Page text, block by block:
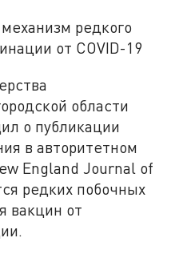
редкого
от COVID-19
области
о публикации
в авторитетном
England Journal of
редких побочных
вакцин от